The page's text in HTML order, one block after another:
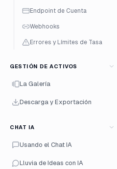
Endpoint de Cuenta
Webhooks
Errores y Límites de Tasa
GESTIÓN DE ACTIVOS
La Galería
Descarga y Exportación
CHAT IA
Usando el Chat IA
Lluvia de Ideas con IA